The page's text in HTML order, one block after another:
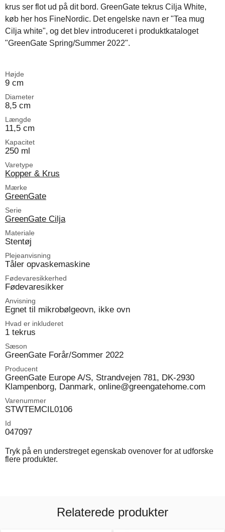
krus ser flot ud på dit bord. GreenGate tekrus Cilja White,
køb her hos FineNordic. Det engelske navn er "Tea mug
Cilja white", og det blev introduceret i produktkataloget
"GreenGate Spring/Summer 2022".
Højde
9 cm
Diameter
8,5 cm
Længde
11,5 cm
Kapacitet
250 ml
Varetype
Kopper & Krus
Mærke
GreenGate
Serie
GreenGate Cilja
Materiale
Stentøj
Plejeanvisning
Tåler opvaskemaskine
Fødevaresikkerhed
Fødevaresikker
Anvisning
Egnet til mikrobølgeovn, ikke ovn
Hvad er inkluderet
1 tekrus
Sæson
GreenGate Forår/Sommer 2022
Producent
GreenGate Europe A/S, Strandvejen 781, DK-2930
Klampenborg, Danmark, online@greengatehome.com
Varenummer
STWTEMCIL0106
Id
047097
Tryk på en understreget egenskab ovenover for at udforske
flere produkter.
Relaterede produkter